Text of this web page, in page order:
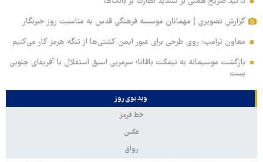
گزارش تصویری | مهمانان موسسه فرهنگی قدس به مناسبت روز خبرنگار
معاون ترامپ: روی طرحی برای عبور ایمن کشتی‌ها از تنگه هرمز کار می‌کنیم
بازگشت موسیمانه به نیمکت بافانا؛ سرمربی اسبق استقلال با آفریقای جنوبی
بست
ویدیوی روز
خط قرمز
عکس
رواق